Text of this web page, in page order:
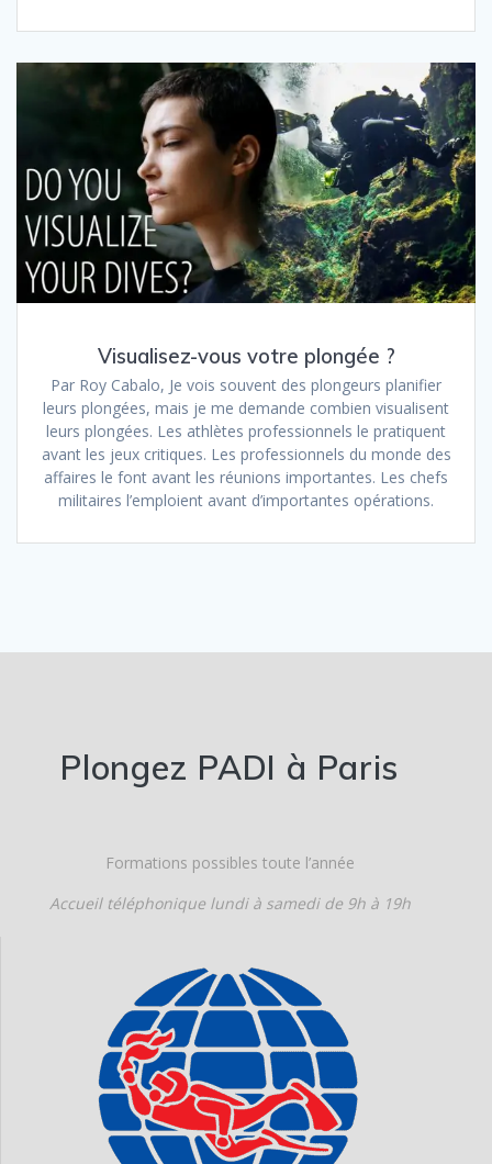
Visualisez-vous votre plongée ?
Par Roy Cabalo, Je vois souvent des plongeurs planifier
leurs plongées, mais je me demande combien visualisent
leurs plongées. Les athlètes professionnels le pratiquent
avant les jeux critiques. Les professionnels du monde des
affaires le font avant les réunions importantes. Les chefs
militaires l’emploient avant d’importantes opérations.
Plongez PADI à Paris
Formations possibles toute l’année
Accueil téléphonique lundi à samedi de 9h à 19h